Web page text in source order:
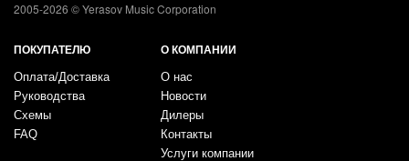
2005-2026 © Yerasov Music Corporation
ПОКУПАТЕЛЮ
Оплата/Доставка
Руководства
Схемы
FAQ
О КОМПАНИИ
О нас
Новости
Дилеры
Контакты
Услуги компании